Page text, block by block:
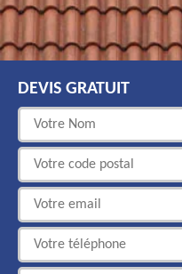
DEVIS GRATUIT